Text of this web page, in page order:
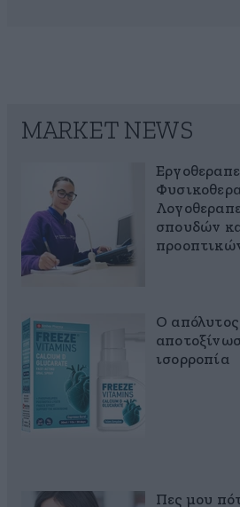
MARKET NEWS
σπουδών
Ο
ισορροπία
Πες μου